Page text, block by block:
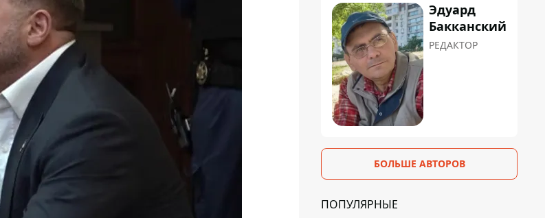
Эдуард
Бакканский
РЕДАКТОР
БОЛЬШЕ АВТОРОВ
ПОПУЛЯРНЫЕ